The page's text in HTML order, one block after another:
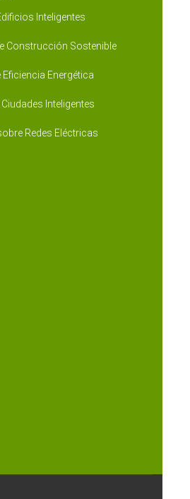
Inteligentes
Construcción Sostenible
Eficiencia Energética
Inteligentes
Redes Eléctricas